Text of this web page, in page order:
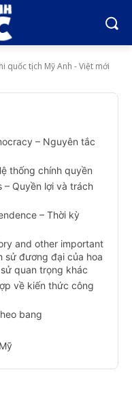
quốc tịch Mỹ Anh - Việt mới
– Nguyên tắc
thống chính quyền
– Quyền lợi và trách
– Thời kỳ
and other important
sử đương đại của hoa
quan trọng khác
về kiến thức công
bang